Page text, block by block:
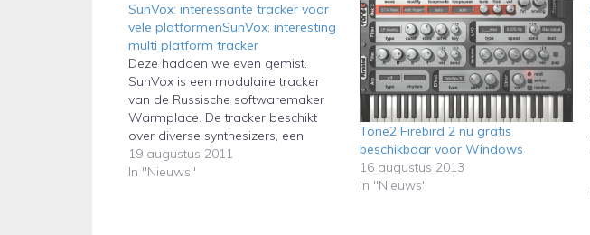
SunVox: interessante tracker voor
vele platformenSunVox: interesting
multi platform tracker
Deze hadden we even gemist.
SunVox is een modulaire tracker
van de Russische softwaremaker
Warmplace. De tracker beschikt
over diverse synthesizers, een
sampler en effecten. Het aardige
van SunVox is dat deze op veel
19 augustus 2011
In "Nieuws"
Tone2 Firebird 2 nu gratis
beschikbaar voor Windows
16 augustus 2013
In "Nieuws"